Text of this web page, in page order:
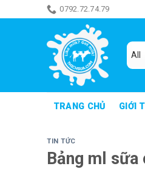
to
0792.72.74.79
TRANG CHỦ GIỚI
TIN TỨC
Bảng ml